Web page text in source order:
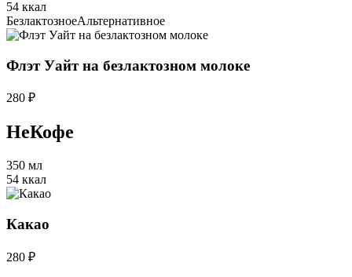
54 ккал
БезлактозноеАльтернативное
Флэт Уайт на безлактозном молоке
280 ₽
НеКофе
350 мл
54 ккал
Какао
280 ₽